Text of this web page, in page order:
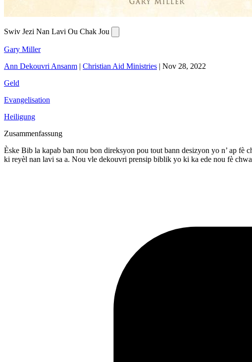
Swiv Jezi Nan Lavi Ou Chak Jou
Gary Miller
Ann Dekouvri Ansanm | Christian Aid Ministries | Nov 28, 2022
Geld
Evangelisation
Heiligung
Zusammenfassung
Èske Bib la kapab ban nou bon direksyon pou tout bann desizyon yo n’ ap
ki reyèl nan lavi sa a. Nou vle dekouvri prensip biblik yo ki ka ede nou fè